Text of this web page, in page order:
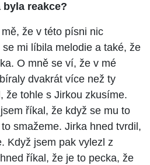
reakce?
že v této písni nic
mi líbila melodie a také, že
O mně se ví, že v mé
dvakrát více než ty
že tohle s Jirkou zkusíme.
říkal, že když se mu to
smažeme. Jirka hned tvrdil,
Když jsem pak vylezl z
říkal, že je to pecka, že